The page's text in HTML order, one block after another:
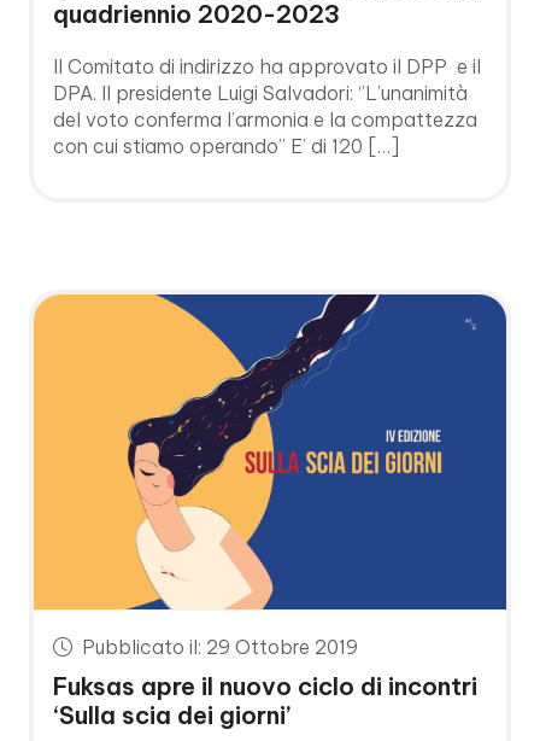
quadriennio 2020-2023
Il Comitato di indirizzo ha approvato il DPP e il
DPA. Il presidente Luigi Salvadori: ‘’L’unanimità
del voto conferma l’armonia e la compattezza
con cui stiamo operando’’ E’ di 120 […]
Pubblicato il: 29 Ottobre 2019
Fuksas apre il nuovo ciclo di incontri
‘Sulla scia dei giorni’